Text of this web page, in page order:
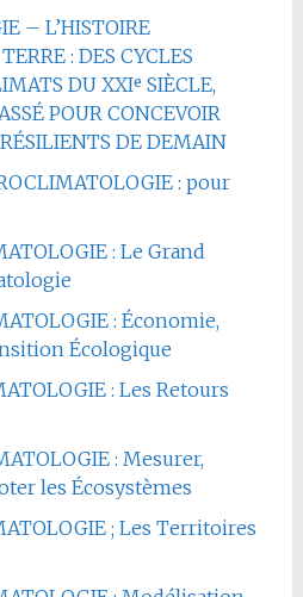
– L’HISTOIRE
: DES CYCLES
DU XXIᵉ SIÈCLE,
POUR CONCEVOIR
DE DEMAIN
: pour
: Le Grand
: Économie,
Écologique
: Les Retours
: Mesurer,
les Écosystèmes
; Les Territoires